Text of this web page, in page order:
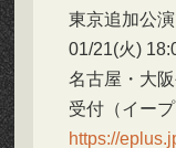
東京追加公
01/21(火)
名古屋・大
受付（イー
https://